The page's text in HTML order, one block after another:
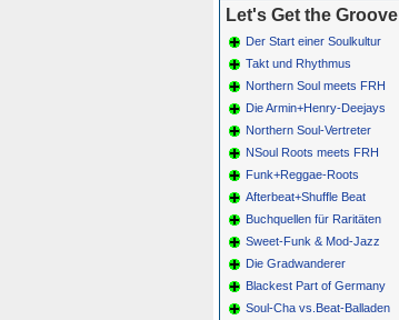
Let's Get the Groove
Der Start einer Soulkultur
Takt und Rhythmus
Northern Soul meets FRH
Die Armin+Henry-Deejays
Northern Soul-Vertreter
NSoul Roots meets FRH
Funk+Reggae-Roots
Afterbeat+Shuffle Beat
Buchquellen für Raritäten
Sweet-Funk & Mod-Jazz
Die Gradwanderer
Blackest Part of Germany
Soul-Cha vs.Beat-Balladen